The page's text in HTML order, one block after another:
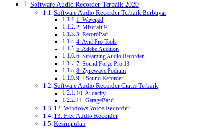
Software Audio Recorder Terbaik 2020
Software Audio Recorder Terbaik Berbayar
1. Wavepad
2. Mixcraft 9
3. RecordPad
4. Avid Pro Tools
5. Adobe Audition
6. Streaming Audio Recorder
7. Sound Forge Pro 13
8. Zynewave Podium
9. i-Sound Recorder
Software Audio Recorder Gratis Terbaik
10. Audacity
11. GarageBand
12. Windows Voice Recorder
13. Free Audio Recorder
Kesimpulan